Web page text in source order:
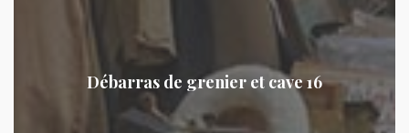
Débarras de grenier et cave 16